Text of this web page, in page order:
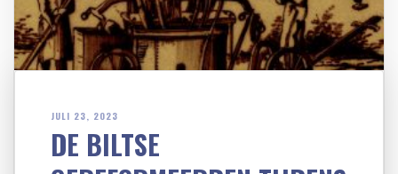
JULI 23, 2023
DE BILTSE